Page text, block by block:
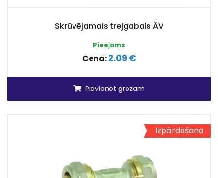
Skrūvējamais trejgabals ĀV
Pieejams
Cena:2.09 €
Pievienot grozam
Izpārdošana